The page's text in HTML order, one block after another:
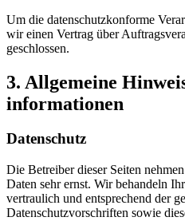
Um die datenschutzkonforme
wir einen Vertrag über
geschlossen.
3. Allgemeine
informationen
Datenschutz
Die Betreiber dieser Seiten
Daten sehr ernst. Wir behandeln
vertraulich und entsprechend der
Datenschutzvorschriften sowie